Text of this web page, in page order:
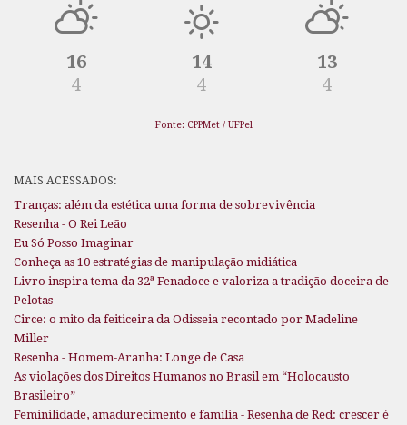
16
4
14
4
13
4
Fonte: CPPMet / UFPel
MAIS ACESSADOS:
Tranças: além da estética uma forma de sobrevivência
Resenha - O Rei Leão
Eu Só Posso Imaginar
Conheça as 10 estratégias de manipulação midiática
Livro inspira tema da 32ª Fenadoce e valoriza a tradição doceira de
Pelotas
Circe: o mito da feiticeira da Odisseia recontado por Madeline
Miller
Resenha - Homem-Aranha: Longe de Casa
As violações dos Direitos Humanos no Brasil em “Holocausto
Brasileiro”
Feminilidade, amadurecimento e família - Resenha de Red: crescer é